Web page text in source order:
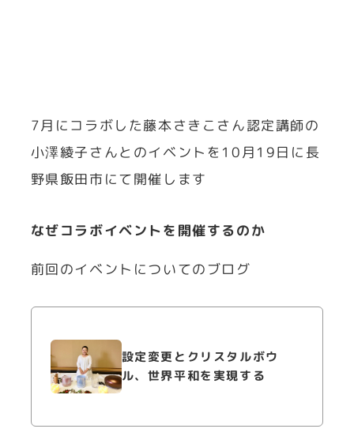
7月にコラボした藤本さきこさん認定講師の
小澤綾子さんとのイベントを10月19日に長
野県飯田市にて開催します
なぜコラボイベントを開催するのか
前回のイベントについてのブログ
設定変更とクリスタルボウ
ル、世界平和を実現する